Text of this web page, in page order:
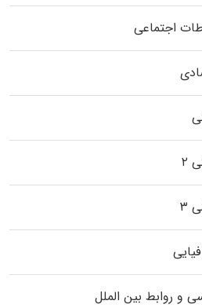
اجتماعی
۲
۳
و روابط بین الملل